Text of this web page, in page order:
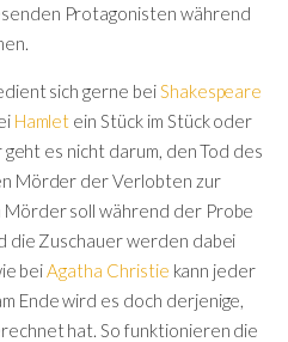
Protagonisten während
sich gerne bei Shakespeare
Hamlet ein Stück im Stück oder
geht es nicht darum, den Tod des
Mörder der Verlobten zur
Mörder soll während der Probe
die Zuschauer werden dabei
bei Agatha Christie kann jeder
Ende wird es doch derjenige,
hat. So funktionieren die